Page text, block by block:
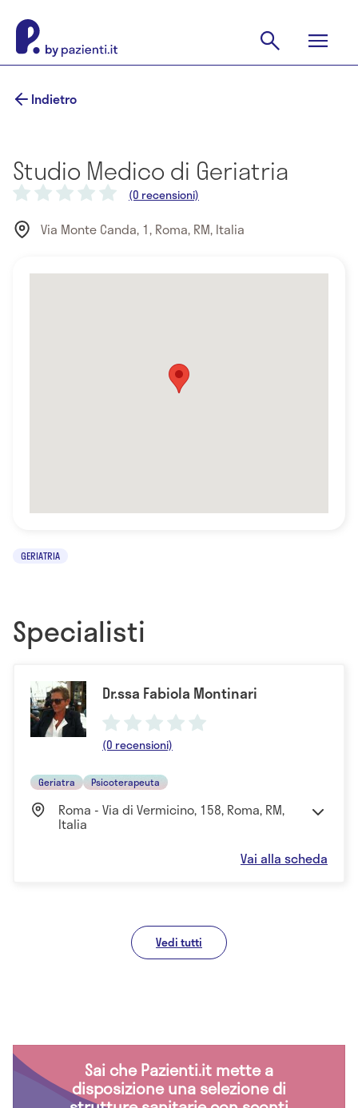
Indietro
Studio Medico di Geriatria
(0 recensioni)
Via Monte Canda, 1, Roma, RM, Italia
GERIATRIA
Specialisti
Dr.ssa Fabiola Montinari
(0 recensioni)
Geriatra Psicoterapeuta
Roma - Via di Vermicino, 158, Roma, RM,
Italia
Vai alla scheda
Vedi tutti
Sai che Pazienti.it mette a
disposizione una selezione di